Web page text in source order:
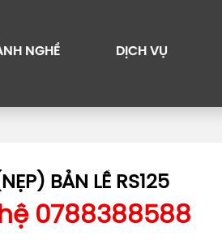
NGHỀ DỊCH VỤ
BẢN LỀ RS125
0788388588